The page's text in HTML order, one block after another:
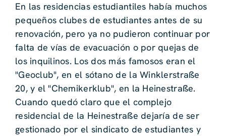
En las residencias estudiantiles había muchos
pequeños clubes de estudiantes antes de su
renovación, pero ya no pudieron continuar por
falta de vías de evacuación o por quejas de
los inquilinos. Los dos más famosos eran el
"Geoclub", en el sótano de la Winklerstraße
20, y el "Chemikerklub", en la Heinestraße.
Cuando quedó claro que el complejo
residencial de la Heinestraße dejaría de ser
gestionado por el sindicato de estudiantes y